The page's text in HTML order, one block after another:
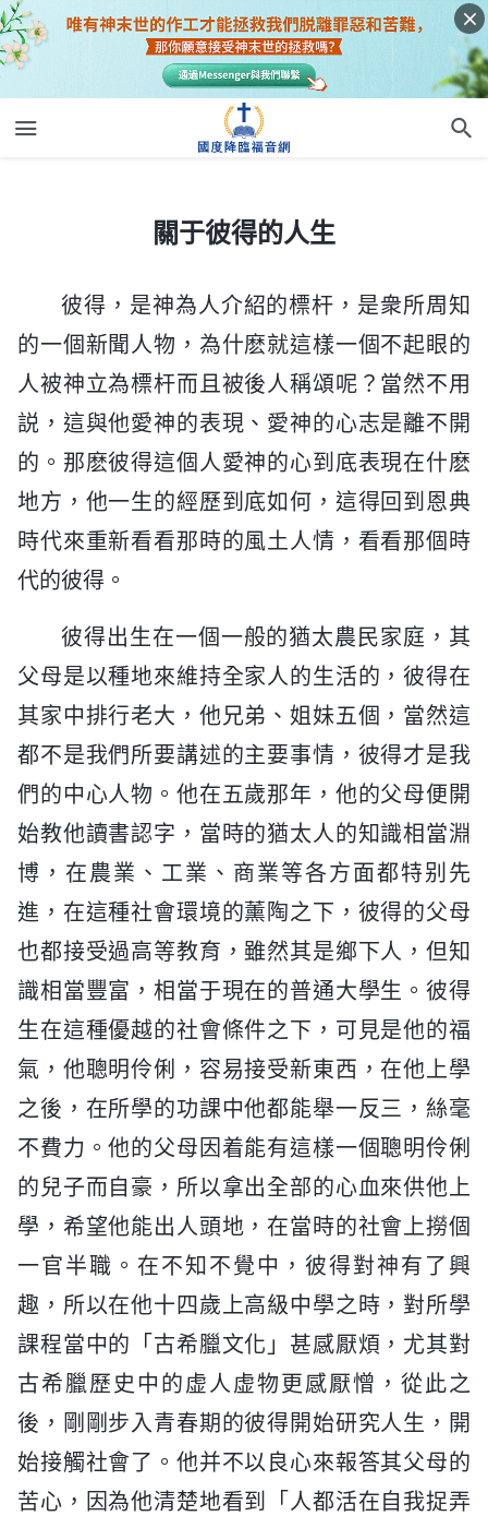
關于彼得的人生
彼得，是神為人介紹的標杆，是衆所周知
的一個新聞人物，為什麽就這樣一個不起眼的
人被神立為標杆而且被後人稱頌呢？當然不用
説，這與他愛神的表現、愛神的心志是離不開
的。那麽彼得這個人愛神的心到底表現在什麽
地方，他一生的經歷到底如何，這得回到恩典
時代來重新看看那時的風土人情，看看那個時
代的彼得。
彼得出生在一個一般的猶太農民家庭，其
父母是以種地來維持全家人的生活的，彼得在
其家中排行老大，他兄弟、姐妹五個，當然這
都不是我們所要講述的主要事情，彼得才是我
們的中心人物。他在五歲那年，他的父母便開
始教他讀書認字，當時的猶太人的知識相當淵
博，在農業、工業、商業等各方面都特别先
進，在這種社會環境的薰陶之下，彼得的父母
也都接受過高等教育，雖然其是鄉下人，但知
識相當豐富，相當于現在的普通大學生。彼得
生在這種優越的社會條件之下，可見是他的福
氣，他聰明伶俐，容易接受新東西，在他上學
之後，在所學的功課中他都能舉一反三，絲毫
不費力。他的父母因着能有這樣一個聰明伶俐
的兒子而自豪，所以拿出全部的心血來供他上
學，希望他能出人頭地，在當時的社會上撈個
一官半職。在不知不覺中，彼得對神有了興
趣，所以在他十四歲上高級中學之時，對所學
課程當中的「古希臘文化」甚感厭煩，尤其對
古希臘歷史中的虚人虚物更感厭憎，從此之
後，剛剛步入青春期的彼得開始研究人生，開
始接觸社會了。他并不以良心來報答其父母的
苦心，因為他清楚地看到「人都活在自我捉弄